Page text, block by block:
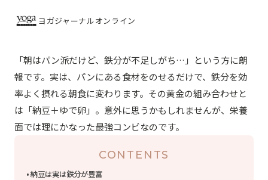
ヨガジャーナルオンライン
「朝はパン派だけど、鉄分が不足しがち…」という方に朗
報です。実は、パンにある食材をのせるだけで、鉄分を効
率よく摂れる朝食に変わります。その黄金の組み合わせと
は「納豆＋ゆで卵」。意外に思うかもしれませんが、栄養
面では理にかなった最強コンビなのです。
CONTENTS
納豆は実は鉄分が豊富